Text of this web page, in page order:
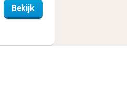
BekijkHotel Sir & Lady Astor